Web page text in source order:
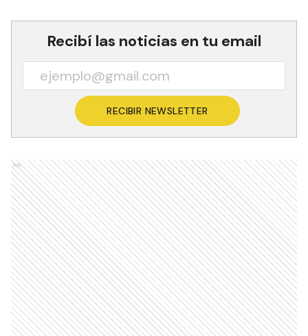
Recibí las noticias en tu email
RECIBIR NEWSLETTER
Ads